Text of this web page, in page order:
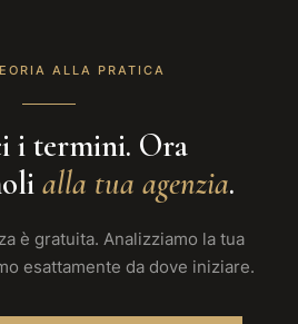
ALLA PRATICA
i termini. Ora
alla tua agenzia.
è gratuita. Analizziamo la tua
esattamente da dove iniziare.